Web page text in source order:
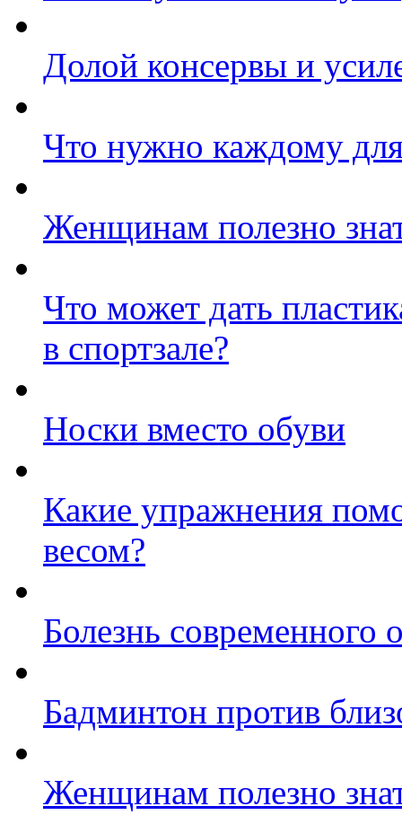
Долой консервы и
Что нужно каждому
Женщинам полезно
Что может дать
в спортзале?
Носки вместо обуви
Какие упражнения
весом?
Болезнь современного
Бадминтон против
Женщинам полезно